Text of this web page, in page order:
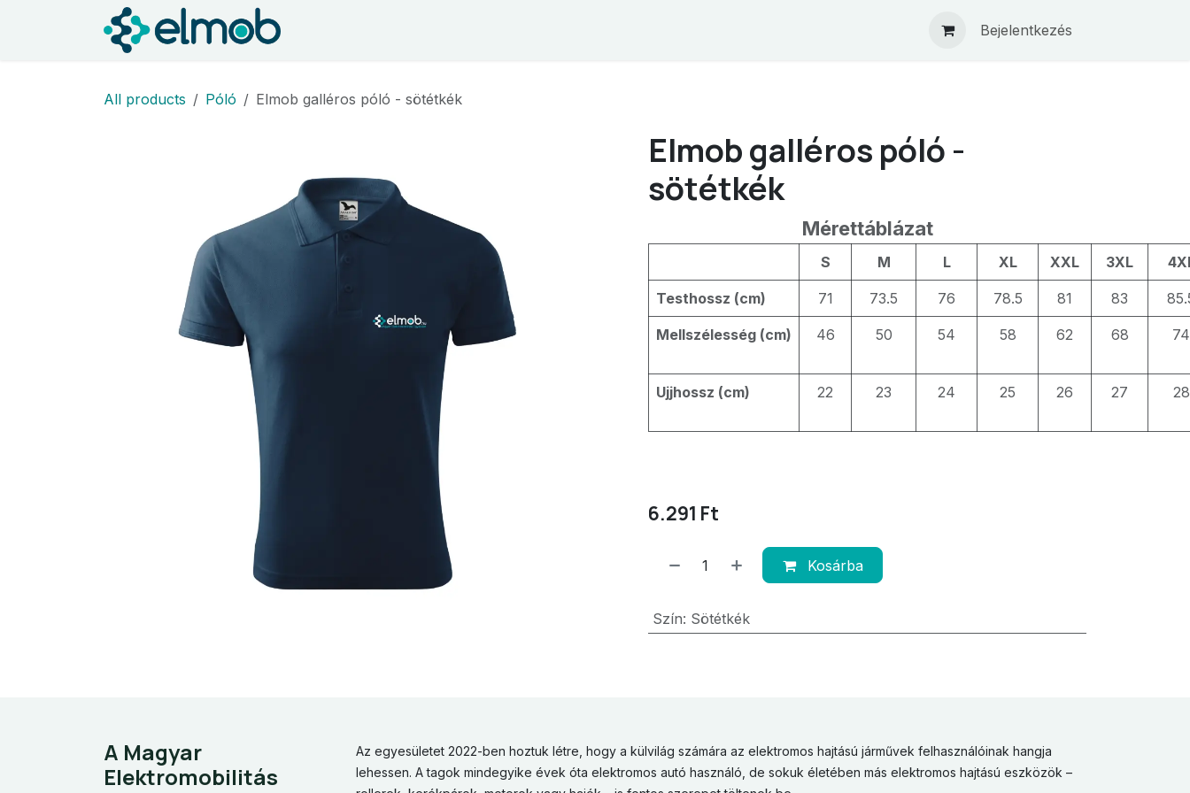
Kihagyás és továbblépés a tartalomhoz
Bejelentkezés
All products Póló Elmob galléros póló - sötétkék
Elmob galléros póló -
sötétkék
Mérettáblázat
S M L XL XXL 3XL
Testhossz (cm) 71 73.5 76 78.5 81 83
Mellszélesség (cm) 46 50 54 58 62 68 74
Ujjhossz (cm) 22 23 24 25 26 27 28
6.291 Ft
Kosárba
Szín: Sötétkék
A Magyar
Elektromobilitás
Az egyesületet 2022-ben hoztuk létre, hogy a külvilág számára az elektromos hajtású járművek felhasználóinak hangja
lehessen. A tagok mindegyike évek óta elektromos autó használó, de sokuk életében más elektromos hajtású eszközök –